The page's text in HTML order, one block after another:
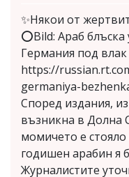
✨Някои от
⭕Bild: Араб
Германия под влак
https://
germaniya-
Според издания,
възникна в Долна
момичето е
годишен арабин я
Журналистите